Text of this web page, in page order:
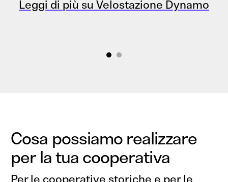
Leggi di più su Velostazione Dynamo
Cosa possiamo realizzare
per la tua cooperativa
Per le cooperative storiche e per le
Che dici,